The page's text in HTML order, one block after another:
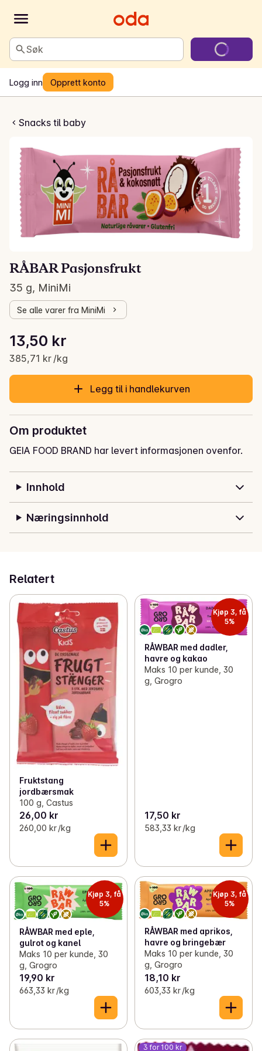
Søk
Logg inn Opprett konto
Snacks til baby
Pasjonsfrukt
RÅBAR Pasjonsfrukt
35 g, MiniMi
Se alle varer fra MiniMi
Gjeldende pris er: 13,50 kr
13,50 kr
385,71 kr /kg
Stykkpris: 385,71 kr /kg
Legg til i handlekurven
Om produktet
GEIA FOOD BRAND har levert informasjonen ovenfor.
Innhold
Næringsinnhold
Relatert
Fruktstang
jordbærsmak
100 g, Castus
26,00 kr
260,00 kr /kg
Kjøp 3, få
5%
RÅWBAR med dadler,
havre og kakao
Maks 10 per kunde, 30
g, Grogro
17,50 kr
583,33 kr /kg
Kjøp 3, få
5%
RÅWBAR med eple,
gulrot og kanel
Maks 10 per kunde, 30
g, Grogro
19,90 kr
663,33 kr /kg
Kjøp 3, få
5%
RÅWBAR med aprikos,
havre og bringebær
Maks 10 per kunde, 30
g, Grogro
18,10 kr
603,33 kr /kg
3 for 100 kr